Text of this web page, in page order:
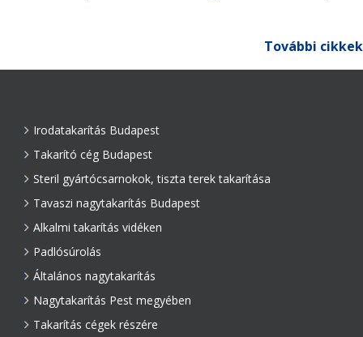
További cikkek
Irodatakarítás Budapest
Takarító cég Budapest
Steril gyártócsarnokok, tiszta terek takarítása
Tavaszi nagytakarítás Budapest
Alkalmi takarítás vidéken
Padlósúrolás
Általános nagytakarítás
Nagytakarítás Pest megyében
Takarítás cégek részére